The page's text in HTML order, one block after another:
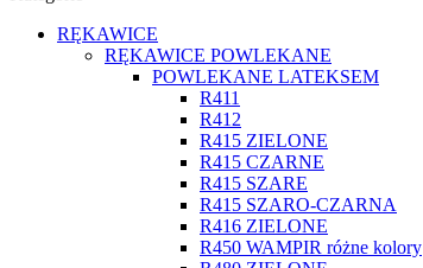
RĘKAWICE
RĘKAWICE POWLEKANE
POWLEKANE LATEKSEM
R411
R412
R415 ZIELONE
R415 CZARNE
R415 SZARE
R415 SZARO-CZARNA
R416 ZIELONE
R450 WAMPIR różne kolory